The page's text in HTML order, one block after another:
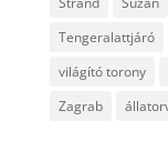
Tengeralattjáró
világító torony
Zagrab